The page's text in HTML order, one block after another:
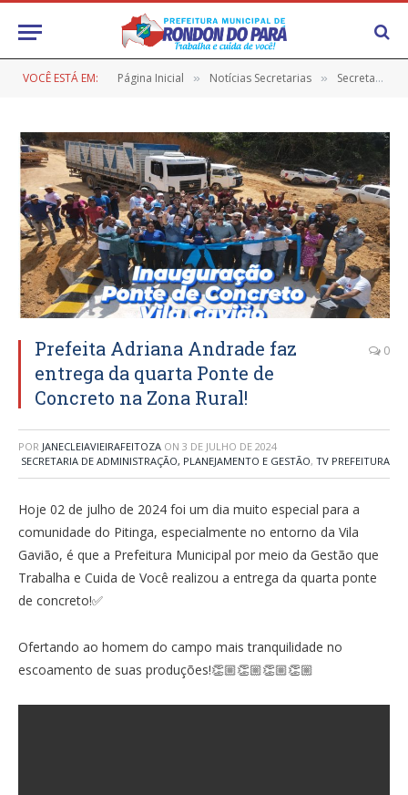
VOCÊ ESTÁ EM: Página Inicial » Notícias Secretarias » Secretaria de Administração, Planejamento e Gestão
Prefeita Adriana Andrade faz
entrega da quarta Ponte de
Concreto na Zona Rural!
0
POR JANECLEIAVIEIRAFEITOZA ON 3 DE JULHO DE 2024
SECRETARIA DE ADMINISTRAÇÃO, PLANEJAMENTO E GESTÃO, TV PREFEITURA
Hoje 02 de julho de 2024 foi um dia muito especial para a
comunidade do Pitinga, especialmente no entorno da Vila
Gavião, é que a Prefeitura Municipal por meio da Gestão que
Trabalha e Cuida de Você realizou a entrega da quarta ponte
de concreto!✅
Ofertando ao homem do campo mais tranquilidade no
escoamento de suas produções!👏🏼👏🏼👏🏼👏🏼